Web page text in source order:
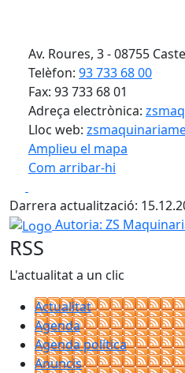
Av. Roures, 3 - 08755
Telèfon: 93 733 68 00
Fax: 93 733 68 01
Adreça electrònica:
Lloc web:
Amplieu el mapa
Com arribar-hi
+
−
Darrera actualització:
Logo
Autoria: ZS
RSS
L'actualitat a un clic
Actualitat
Agenda
Agenda política
Anuncis